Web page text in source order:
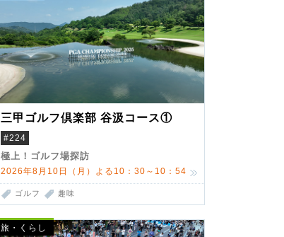
三甲ゴルフ倶楽部 谷汲コース①
#224
極上！ゴルフ場探訪
2026年8月10日（月）よる10：30～10：54
ゴルフ 趣味
旅・くらし